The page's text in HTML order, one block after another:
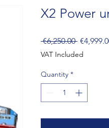
X2 Power
€6,250.00 Regular
Price
VAT Included
Quantity *